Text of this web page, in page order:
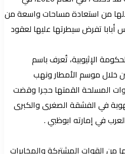
من استعادة مساحات واسعة من
أبابا تفرض سيطرتها عليها لعقود
الإثيوبية، تُعرف باسم
خلال موسم الأمطار ونهب
المسلحة القمتها حجرا وقضت
في الفشقة الصغرى والكبرى
في إمارته ابوظبي .
من القوات المشتركة والمخابرات